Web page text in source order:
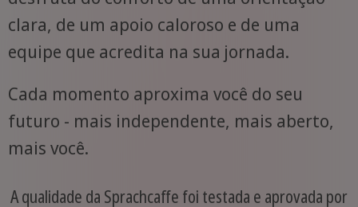
clara, de um apoio caloroso e de uma
equipe que acredita na sua jornada.
Cada momento aproxima você do seu
futuro - mais independente, mais aberto,
mais você.
A qualidade da Sprachcaffe foi testada e aprovada por